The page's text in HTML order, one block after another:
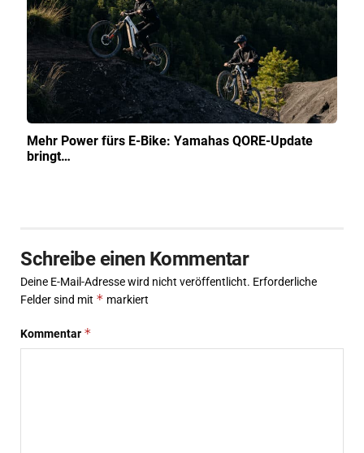
Mehr Power fürs E-Bike: Yamahas QORE-Update
bringt…
Schreibe einen Kommentar
Deine E-Mail-Adresse wird nicht veröffentlicht. Erforderliche
Felder sind mit * markiert
Kommentar *